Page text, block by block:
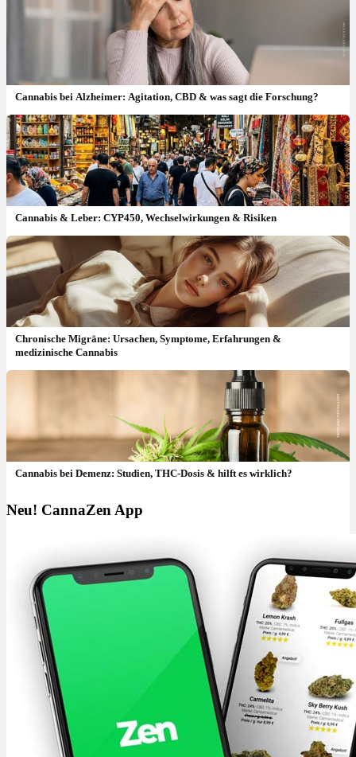
Cannabis bei Alzheimer: Agitation, CBD & was sagt die Forschung?
Cannabis & Leber: CYP450, Wechselwirkungen & Risiken
Chronische Migräne: Ursachen, Symptome, Erfahrungen &
medizinische Cannabis
Cannabis bei Demenz: Studien, THC-Dosis & hilft es wirklich?
Neu! CannaZen App